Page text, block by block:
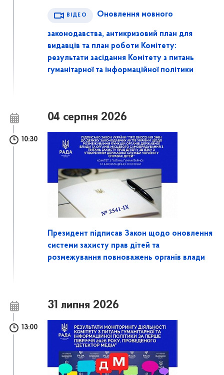
ВІДЕО Оновлення мовного
законодавства, антикризовий план для
видавців та план роботи Комітету:
результати засідання Комітету з питань
гуманітарної та інформаційної політики
04 серпня 2026
10:30
Президент підписав Закон щодо оновлення
системи захисту прав дітей та
розмежування повноважень органів влади
31 липня 2026
13:00